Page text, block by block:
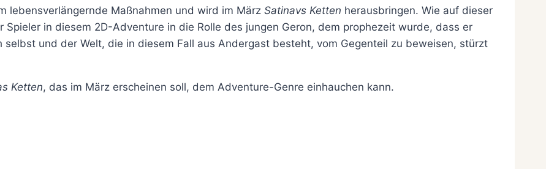
lebensverlängernde Maßnahmen und wird im März Satinavs Ketten herausbringen. Wie auf dieser
Spieler in diesem 2D-Adventure in die Rolle des jungen Geron, dem prophezeit wurde, dass er
und der Welt, die in diesem Fall aus Andergast besteht, vom Gegenteil zu beweisen, stürzt
Ketten, das im März erscheinen soll, dem Adventure-Genre einhauchen kann.